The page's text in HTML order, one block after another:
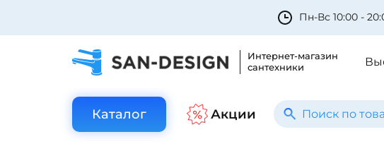
Пн-Вс 10:00 -
Интернет-магазин
сантехники
Каталог Акции